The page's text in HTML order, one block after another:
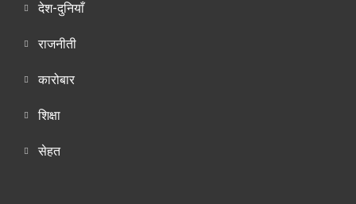
देश-दुनियाँ
राजनीती
कारोबार
शिक्षा
सेहत